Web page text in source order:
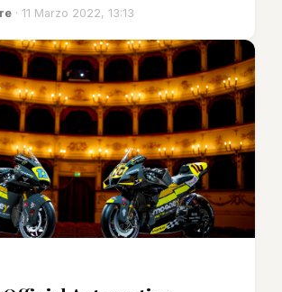
· 11 Marzo 2022, 13:13